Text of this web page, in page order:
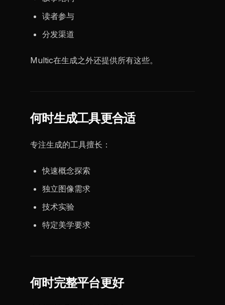
读者参与
分发渠道
Multic在生成之外还提供所有这些。
何时生成工具更合适
专注生成的工具擅长：
快速概念探索
独立图像需求
技术实验
特定美学要求
何时完整平台更好